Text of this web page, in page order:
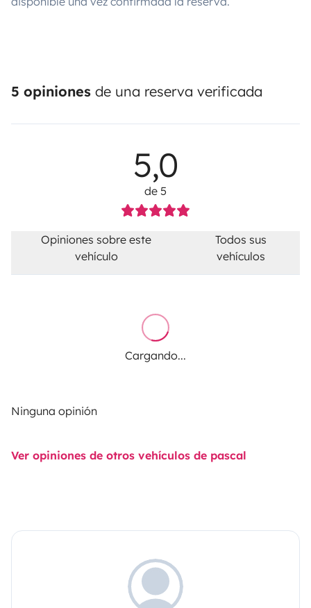
5 opiniones de una reserva verificada
5,0
de 5
Opiniones sobre este
vehículo
Todos sus
vehículos
Cargando...
Ninguna opinión
Ver opiniones de otros vehículos de pascal